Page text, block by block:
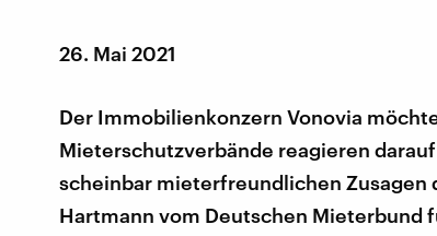
26. Mai 2021
Der Immobilienkonzern Vonovia
Mieterschutzverbände reagieren
scheinbar mieterfreundlichen
Hartmann vom Deutschen Mieterbund